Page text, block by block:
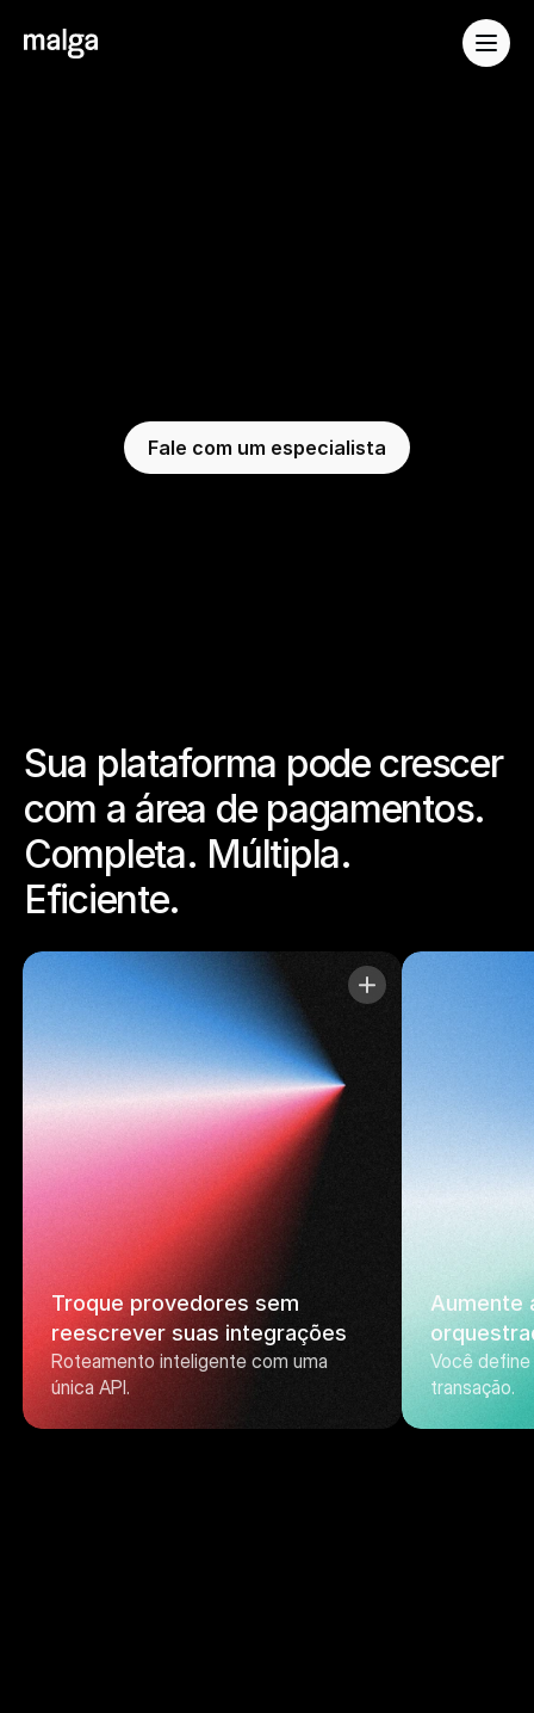
flexível e pensada pro seu negócio.
Fale com um especialista
Sua plataforma pode crescer
com a área de pagamentos.
Completa. Múltipla.
Eficiente.
Troque provedores sem
reescrever suas integrações
Roteamento inteligente com uma
única API.
Aumente
Você
transação.